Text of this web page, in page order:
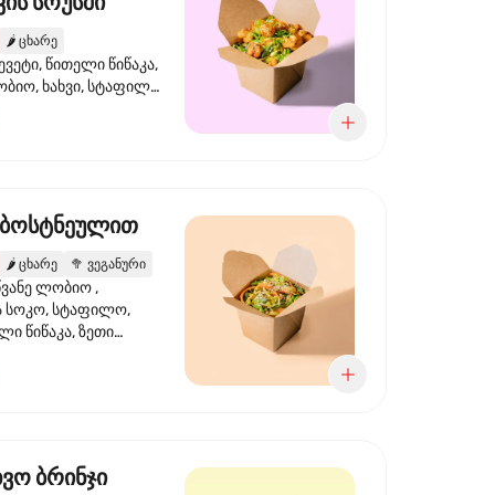
🌶️ ცხარე
წითელი წიწაკა,
ხახვი, სტაფილო,
ნიორი
🌶️ ცხარე 🥦 ვეგანური
ლობიო ,
სოკო, სტაფილო,
წიწაკა, ზეთი
ბრინჯი